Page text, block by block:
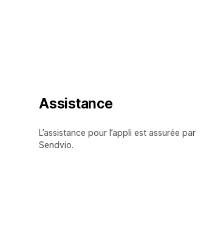
Assistance
L’assistance pour l’appli est assurée par
Sendvio.